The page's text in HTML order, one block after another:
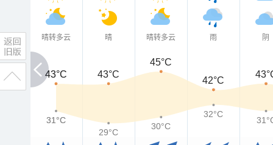
晴转多云 晴 晴转多云 雨 阴
43°C
43°C 43°C
45°C
42°C
31°C
31°C
29°C
30°C
32°C